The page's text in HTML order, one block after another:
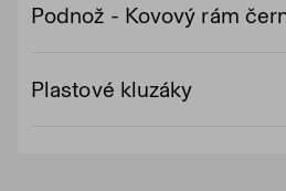
Podnož - Kovový rám
Plastové kluzáky